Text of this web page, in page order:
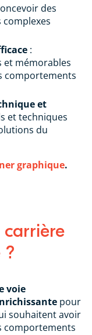
des
:
et mémorables
comportements
et
et techniques
du
graphique.
?
voie
pour
souhaitent avoir
comportements